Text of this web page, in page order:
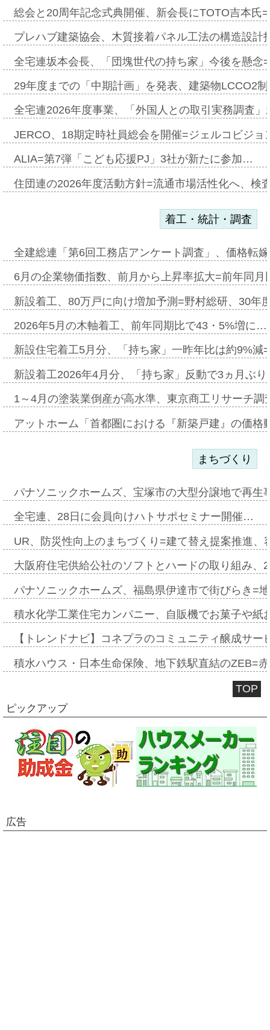
総会と20周年記念式典開催、新会長にTOTO吉本氏
プレハブ建築協会、木質接着パネル工法の構造設
全宅連坂本会長、「団塊世代の持ち家」今後を懸
29年度までの「中期計画」を発表、建築物LCCO2
全宅連2026年度事業、「外国人との取引実務調査
JERCO、18期定時社員総会を開催=ジェルコビジ
ALIA=第7弾「こども応援PJ」3社が新たに参加…
住団連の2026年度活動方針=流通市場活性化へ、検
着工・統計・調査
全建総連「第6回工務店アンケート調査」、価格転
6月の企業物価指数、前月から上昇率拡大=前年同
新設着工、80万戸に向け増加予測=野村総研、30年
2026年5月の木軸着工、前年同期比で43・5%増に…
新設住宅着工5月分、「持ち家」一昨年比は約9%
新設着工2026年4月分、「持ち家」反動で3ヵ月ぶ
1～4月の塗装業倒産が高水準、東京商工リサーチ
アットホーム「首都圏における『新築戸建』の価
まちづくり
パナソニックホームズ、宝塚市の大型分譲地で再
全宅連、28日に会員向けハトサポセミナー開催…
UR、防災性向上のまちづくり=建て替え提案推進
大阪府住宅供給公社のソフトとハードの取り組み
パナソニックホームズ、福島県伊達市で街びらき=
積水化学工業住宅カンパニー、自販機でお菓子や
【トレンドナビ】コネプラのコミュニティ醸成サ
積水ハウス・日本生命保険、地下鉄駅直結のZEB=
TOP
ピックアップ
広告